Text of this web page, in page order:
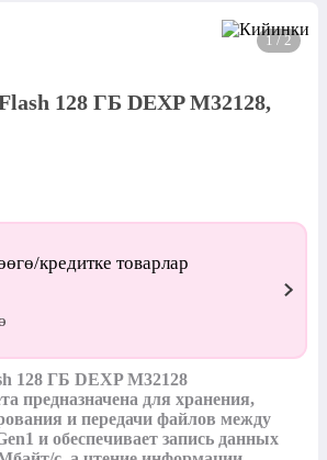
1 / 2
128 ГБ DEXP M32128,
кредитке товарлар
128 ГБ DEXP M32128
предназначена для хранения,
и передачи файлов между
и обеспечивает запись данных